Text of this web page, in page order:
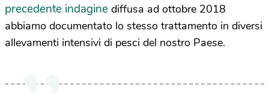
precedente indagine diffusa ad ottobre 2018
abbiamo documentato lo stesso trattamento in diversi
allevamenti intensivi di pesci del nostro Paese.